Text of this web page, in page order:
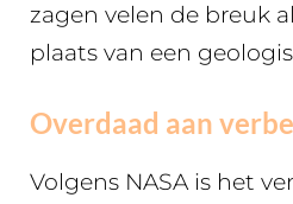
zagen velen de breuk
plaats van een
Overdaad aan
Volgens NASA is het